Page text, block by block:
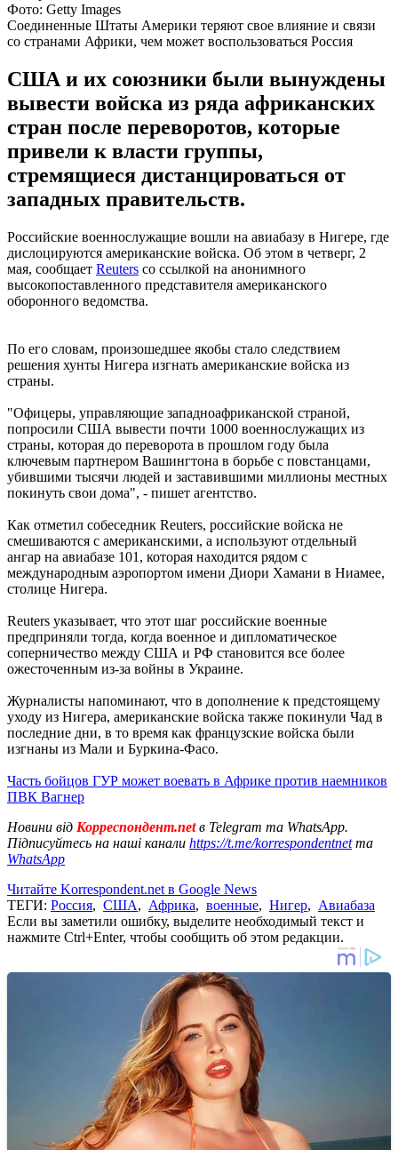
Фото: Getty Images
Соединенные Штаты Америки теряют свое влияние и связи
со странами Африки, чем может воспользоваться Россия
США и их союзники были вынуждены
вывести войска из ряда африканских
стран после переворотов, которые
привели к власти группы,
стремящиеся дистанцироваться от
западных правительств.
Российские военнослужащие вошли на авиабазу в Нигере, где
дислоцируются американские войска. Об этом в четверг, 2
мая, сообщает Reuters со ссылкой на анонимного
высокопоставленного представителя американского
оборонного ведомства.
По его словам, произошедшее якобы стало следствием
решения хунты Нигера изгнать американские войска из
страны.
"Офицеры, управляющие западноафриканской страной,
попросили США вывести почти 1000 военнослужащих из
страны, которая до переворота в прошлом году была
ключевым партнером Вашингтона в борьбе с повстанцами,
убившими тысячи людей и заставившими миллионы местных
покинуть свои дома", - пишет агентство.
Как отметил собеседник Reuters, российские войска не
смешиваются с американскими, а используют отдельный
ангар на авиабазе 101, которая находится рядом с
международным аэропортом имени Диори Хамани в Ниамее,
столице Нигера.
Reuters указывает, что этот шаг российские военные
предприняли тогда, когда военное и дипломатическое
соперничество между США и РФ становится все более
ожесточенным из-за войны в Украине.
Журналисты напоминают, что в дополнение к предстоящему
уходу из Нигера, американские войска также покинули Чад в
последние дни, в то время как французские войска были
изгнаны из Мали и Буркина-Фасо.
Часть бойцов ГУР может воевать в Африке против наемников
ПВК Вагнер
Новини від Корреспондент.netв Telegram та WhatsApp.
Підписуйтесь на наші канали https://t.me/korrespondentnetта
WhatsApp
Читайте Korrespondent.net в Google News
ТЕГИ: Россия, США, Африка, военные, Нигер, Авиабаза
Если вы заметили ошибку, выделите необходимый текст и
нажмите Ctrl+Enter, чтобы сообщить об этом редакции.